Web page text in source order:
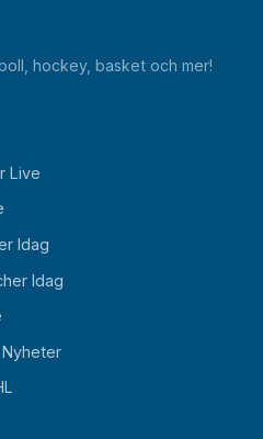
hockey, basket och mer!
Live
Idag
Idag